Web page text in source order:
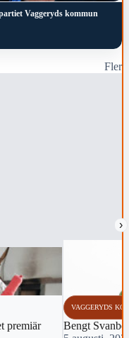
Vaggeryds kommun
Fler
›
premiär
VAGGERYDS
Bengt